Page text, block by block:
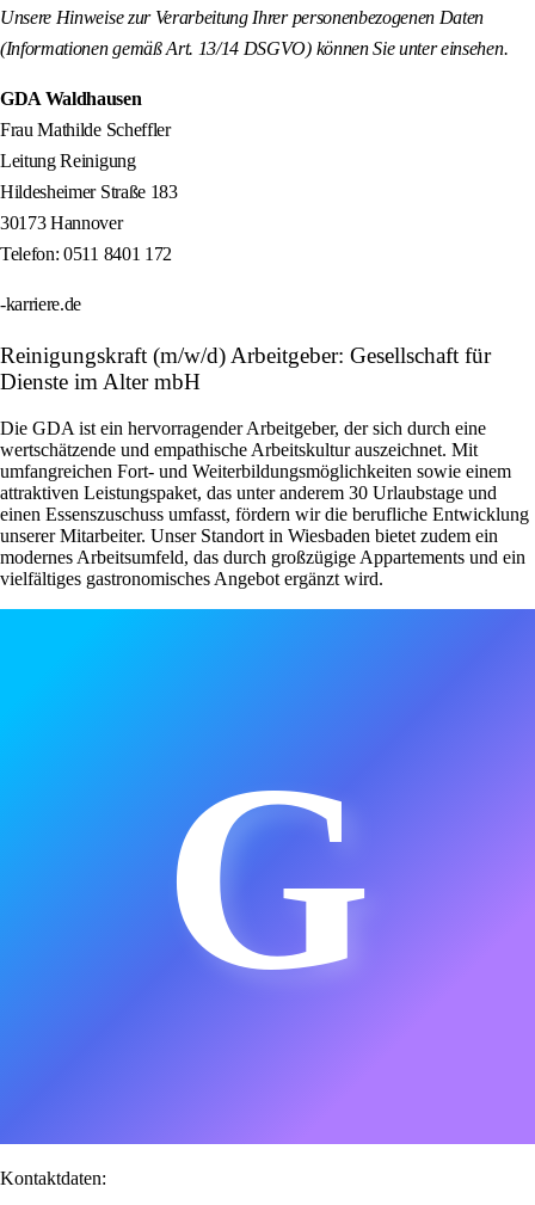
Unsere Hinweise zur Verarbeitung Ihrer personenbezogenen Daten
(Informationen gemäß Art. 13/14 DSGVO) können Sie unter einsehen.
GDA Waldhausen
Frau Mathilde Scheffler
Leitung Reinigung
Hildesheimer Straße 183
30173 Hannover
Telefon: 0511 8401 172
-karriere.de
Reinigungskraft (m/w/d) Arbeitgeber: Gesellschaft für
Dienste im Alter mbH
Die GDA ist ein hervorragender Arbeitgeber, der sich durch eine
wertschätzende und empathische Arbeitskultur auszeichnet. Mit
umfangreichen Fort- und Weiterbildungsmöglichkeiten sowie einem
attraktiven Leistungspaket, das unter anderem 30 Urlaubstage und
einen Essenszuschuss umfasst, fördern wir die berufliche Entwicklung
unserer Mitarbeiter. Unser Standort in Wiesbaden bietet zudem ein
modernes Arbeitsumfeld, das durch großzügige Appartements und ein
vielfältiges gastronomisches Angebot ergänzt wird.
G
Kontaktdaten: